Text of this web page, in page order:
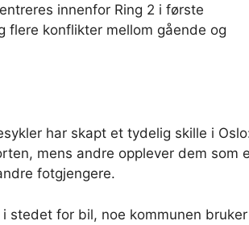
innenfor Ring 2 i første
flere konflikter mellom gående og
har skapt et tydelig skille i
mens andre opplever dem som
fotgjengere.
stedet for bil, noe kommunen bruker